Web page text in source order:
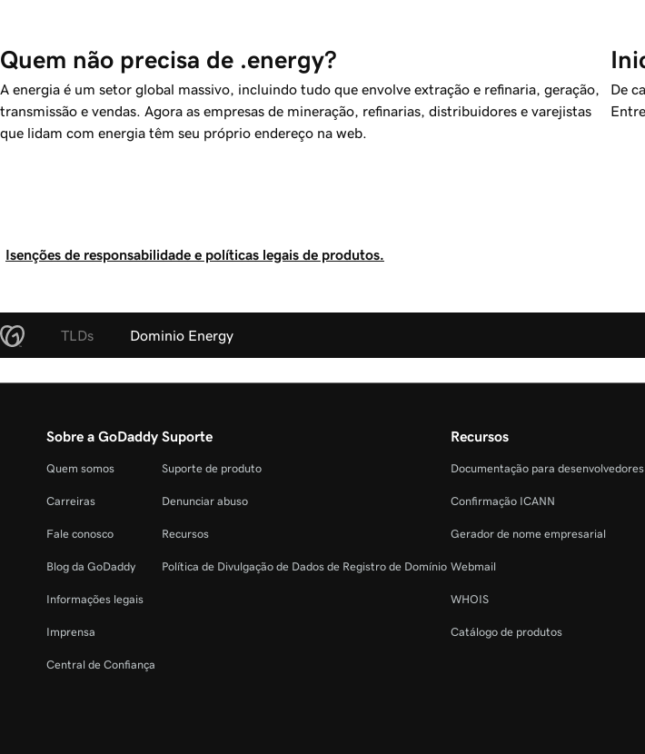
Quem não precisa de .energy?
A energia é um setor global massivo, incluindo tudo que envolve extração e refinaria, geração,
transmissão e vendas. Agora as empresas de mineração, refinarias, distribuidores e varejistas
que lidam com energia têm seu próprio endereço na web.
De
Isenções de responsabilidade e políticas legais de produtos.
TLDs Dominio Energy
Sobre a GoDaddy
Quem somos
Carreiras
Fale conosco
Blog da GoDaddy
Informações legais
Imprensa
Central de Confiança
Suporte
Suporte de produto
Denunciar abuso
Recursos
Política de Divulgação de Dados de Registro de Domínio
Recursos
Documentação para desenvolvedores
Confirmação ICANN
Gerador de nome empresarial
Webmail
WHOIS
Catálogo de produtos